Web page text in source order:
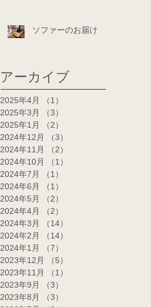
ソファーのお届け
アーカイブ
2025年4月 （1）
2025年3月
（3）
2025年1月
（2）
2024年12月
（3）
2024年11月
（2）
2024年10月
（1）
2024年7月
（1）
2024年6月
（1）
2024年5月
（2）
2024年4月
（2）
2024年3月
（14）
2024年2月
（14）
2024年1月
（7）
2023年12月
（5）
2023年11月
（1）
2023年9月
（3）
2023年8月
（3）